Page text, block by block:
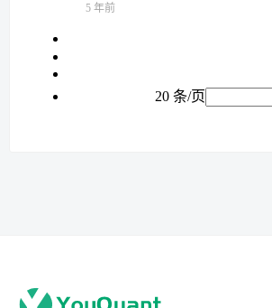
5 年前
20 条/页